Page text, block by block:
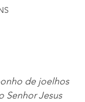
de joelhos
Senhor Jesus